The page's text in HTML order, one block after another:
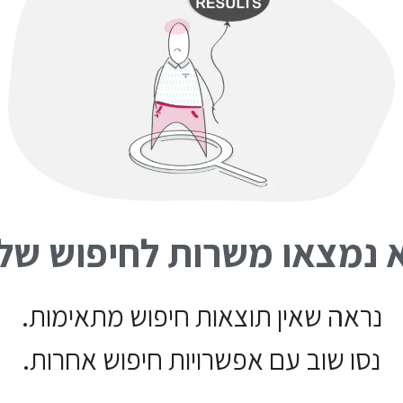
נמצאו משרות לחיפוש
נראה שאין תוצאות חיפוש מתאימות.
נסו שוב עם אפשרויות חיפוש אחרות.